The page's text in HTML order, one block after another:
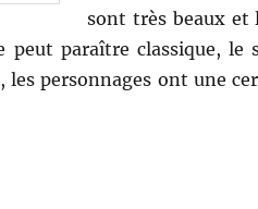
sont très beaux et
peut paraître classique,
les personnages ont une